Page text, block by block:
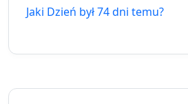
64 dni
Jaki Dzień był 74 dni temu?